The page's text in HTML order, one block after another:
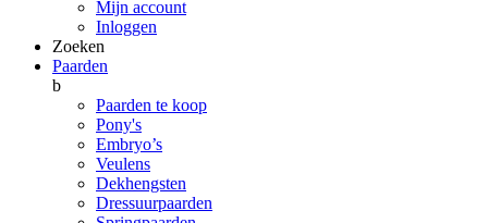
Mijn account
Inloggen
Zoeken
Paarden
b
Paarden te koop
Pony's
Embryo’s
Veulens
Dekhengsten
Dressuurpaarden